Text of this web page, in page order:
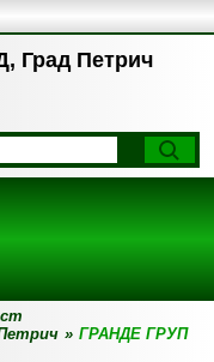
Град Петрич
» ГРАНДЕ ГРУП